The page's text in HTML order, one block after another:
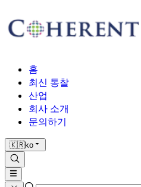
홈
최신 통찰
산업
회사 소개
문의하기
🇰🇷ko